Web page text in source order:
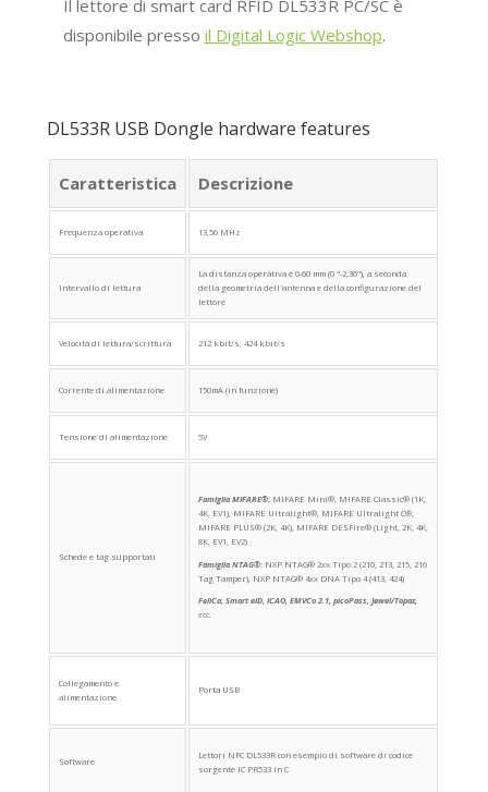
Il lettore di smart card RFID DL533R PC/SC è
disponibile presso il Digital Logic Webshop.
DL533R USB Dongle hardware features
Caratteristica Descrizione
Frequenza operativa 13,56 MHz
Intervallo di lettura
La distanza operativa è 0-60 mm (0 "-2,36"), a seconda
della geometria dell'antenna e della configurazione del
lettore
Velocità di lettura/scrittura 212 kbit/s, 424 kbit/s
Corrente di alimentazione 150mA (in funzione)
Tensione di alimentazione 5V
Schede e tag supportati
Famiglia MIFARE®: MIFARE Mini®, MIFARE Classic® (1K,
4K, EV1), MIFARE Ultralight®, MIFARE Ultralight C®,
MIFARE PLUS® (2K, 4K), MIFARE DESFire® (Light, 2K, 4K,
8K, EV1, EV2)
Famiglia NTAG®: NXP NTAG® 2xx Tipo 2 (210, 213, 215, 216
Tag Tamper), NXP NTAG® 4xx DNA Tipo 4 (413, 424)
FeliCa, Smart eID, ICAO, EMVCo 2.1, picoPass, Jewel/Topaz,
ecc.
Collegamento e
alimentazione
Porta USB
Software
Lettori NFC DL533R con esempio di software di codice
sorgente IC PR533 in C